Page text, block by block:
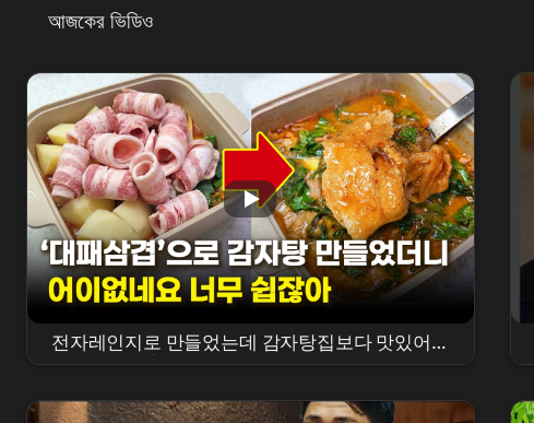
আজকের ভিডিও
전자레인지로 만들었는데 감자탕집보다 맛있어요
| 정호영 대패삼겹감자탕